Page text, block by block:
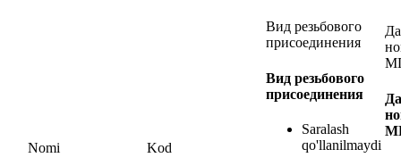
Nomi Kod
Вид резьбового
присоединения
Вид резьбового
присоединения
Saralash
qo'llanilmaydi